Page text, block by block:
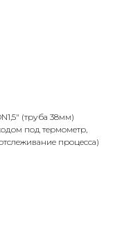
(труба 38мм)
под термометр,
процесса)